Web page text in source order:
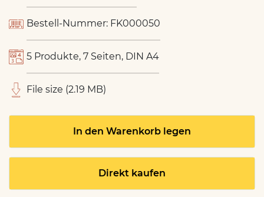
Bestell-Nummer: FK000050
5 Produkte, 7 Seiten, DIN A4
File size (2.19 MB)
In den Warenkorb legen
Direkt kaufen